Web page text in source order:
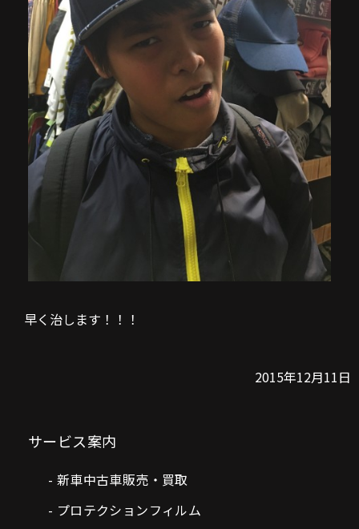
早く治します！！！
2015年12月11日
サービス案内
新車中古車販売・買取
プロテクションフィルム